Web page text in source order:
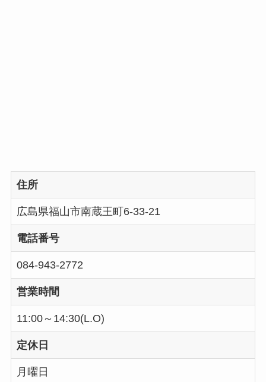
住所
広島県福山市南蔵王町6-33-21
電話番号
084-943-2772
営業時間
11:00～14:30(L.O)
定休日
月曜日